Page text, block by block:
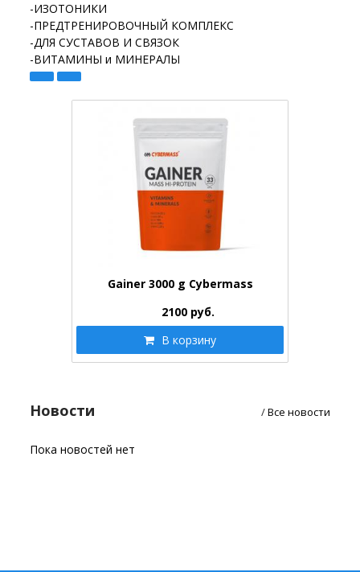
-ИЗОТОНИКИ
-ПРЕДТРЕНИРОВОЧНЫЙ КОМПЛЕКС
-ДЛЯ СУСТАВОВ И СВЯЗОК
-ВИТАМИНЫ и МИНЕРАЛЫ
Gainer 3000 g Cybermass
2100 руб.
В корзину
Новости /Все новости
Пока новостей нет